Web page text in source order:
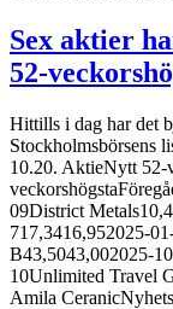
Sex aktier
52-
Hittills i dag har det
Stockholmsbörsens
10.20. AktieNytt 52-
09District
717,3416,952025-
B43,5043,002025-
10Unlimited Travel
Amila